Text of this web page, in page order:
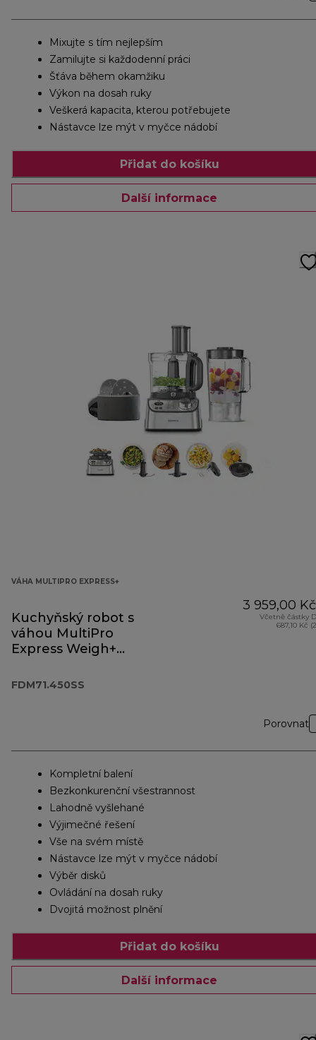
Mixujte s tím nejlepším
Zamilujte si každodenní práci
Šťáva během okamžiku
Výkon na dosah ruky
Veškerá kapacita, kterou potřebujete
Nástavce lze mýt v myčce nádobí
Přidat do košíku
Další informace
VÁHA MULTIPRO EXPRESS+
Kuchyňský robot s
váhou MultiPro
Express Weigh+
FDM71.450SS
3 959,00 Kč
Včetně částky
687,10 Kč
Porovnat
Kompletní balení
Bezkonkurenční všestrannost
Lahodně vyšlehané
Výjimečné řešení
Vše na svém místě
Nástavce lze mýt v myčce nádobí
Výběr disků
Ovládání na dosah ruky
Dvojitá možnost plnění
Přidat do košíku
Další informace